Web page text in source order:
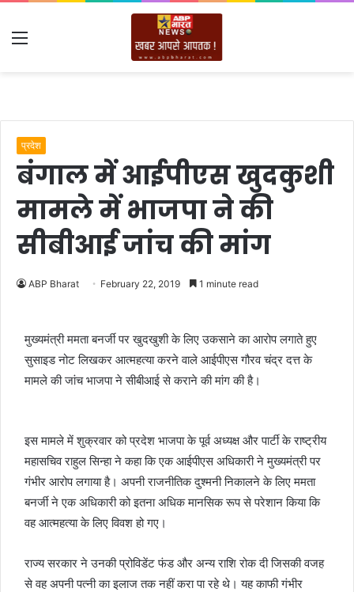
Menu
प्रदेश
बंगाल में आईपीएस खुदकुशी
मामले में भाजपा ने की
सीबीआई जांच की मांग
ABP Bharat February 22, 2019 1 minute read
मुख्यमंत्री ममता बनर्जी पर खुदखुशी के लिए उकसाने का आरोप लगाते हुए
सुसाइड नोट लिखकर आत्महत्या करने वाले आईपीएस गौरव चंद्र दत्त के
मामले की जांच भाजपा ने सीबीआई से कराने की मांग की है।
इस मामले में शुक्रवार को प्रदेश भाजपा के पूर्व अध्यक्ष और पार्टी के राष्ट्रीय
महासचिव राहुल सिन्हा ने कहा कि एक आईपीएस अधिकारी ने मुख्यमंत्री पर
गंभीर आरोप लगाया है। अपनी राजनीतिक दुश्मनी निकालने के लिए ममता
बनर्जी ने एक अधिकारी को इतना अधिक मानसिक रूप से परेशान किया कि
वह आत्महत्या के लिए विवश हो गए।
राज्य सरकार ने उनकी प्रोविडेंट फंड और अन्य राशि रोक दी जिसकी वजह
से वह अपनी पत्नी का इलाज तक नहीं करा पा रहे थे। यह काफी गंभीर